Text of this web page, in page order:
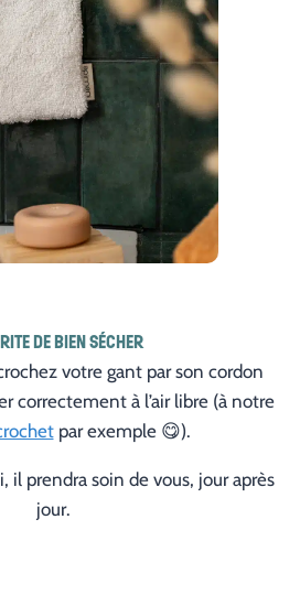
DE BIEN SÉCHER
votre gant par son cordon
correctement à l’air libre (à notre
par exemple 😋).
il prendra soin de vous, jour après
jour.